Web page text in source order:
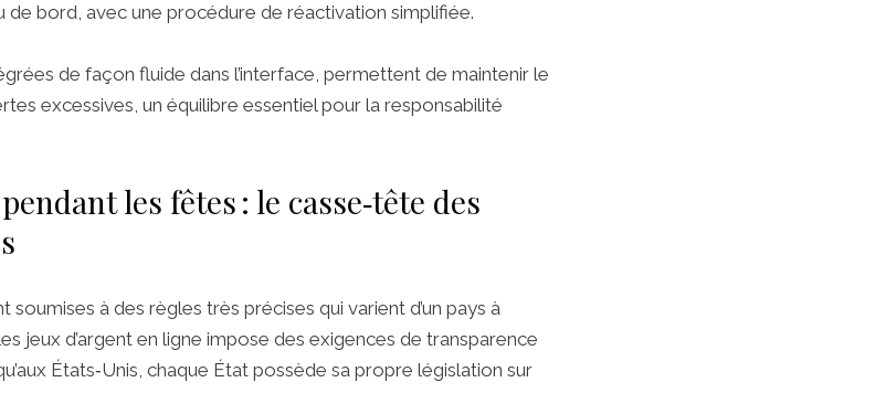
bord, avec une procédure de réactivation simplifiée.
de façon fluide dans l’interface, permettent de maintenir le
excessives, un équilibre essentiel pour la responsabilité
les fêtes : le casse‑tête des
soumises à des règles très précises qui varient d’un pays à
jeux d’argent en ligne impose des exigences de transparence
États‑Unis, chaque État possède sa propre législation sur